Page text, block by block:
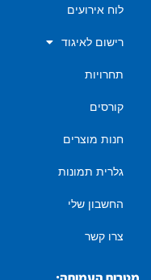
לוח אירועים
רישום לאיגוד
תחרויות
קורסים
חנות מוצרים
גלרית תמונות
החשבון שלי
צרו קשר